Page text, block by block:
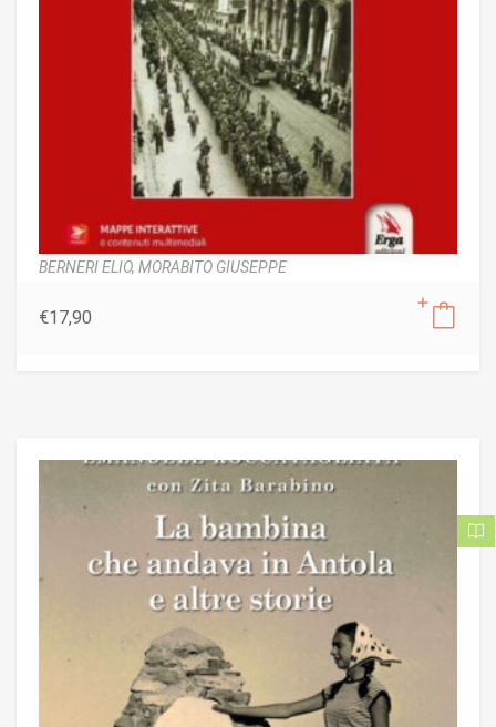
BERNERI ELIO, MORABITO GIUSEPPE
€17,90